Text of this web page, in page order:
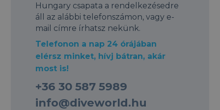
Hungary csapata a rendelkezésedre
áll az alábbi telefonszámon, vagy e-
mail címre írhatsz nekünk.
Telefonon a nap 24 órájában
elérsz minket, hívj bátran, akár
most is!
+36 30 587 5989
info@diveworld.hu